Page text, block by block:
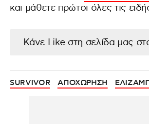
και μάθετε πρώτοι όλες τις
Κάνε Like στη σελίδα μας
SURVIVOR ΑΠΟΧΩΡΗΣΗ